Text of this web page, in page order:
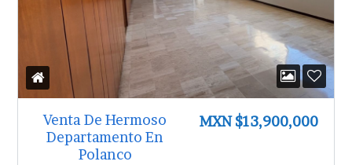
Venta De Hermoso
Departamento En
Polanco
MXN $13,900,000